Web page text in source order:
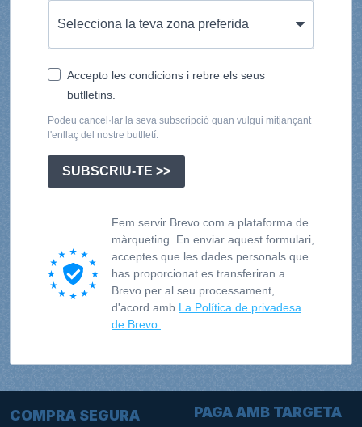
Accepto les condicions i rebre els seus
butlletins.
Podeu cancel·lar la seva subscripció quan vulgui mitjançant
l'enllaç del nostre butlletí.
SUBSCRIU-TE >>
Fem servir Brevo com a plataforma de
màrqueting. En enviar aquest formulari,
acceptes que les dades personals que
has proporcionat es transferiran a
Brevo per al seu processament,
d'acord amb La Política de privadesa
de Brevo.
COMPRA SEGURA PAGA AMB TARGETA